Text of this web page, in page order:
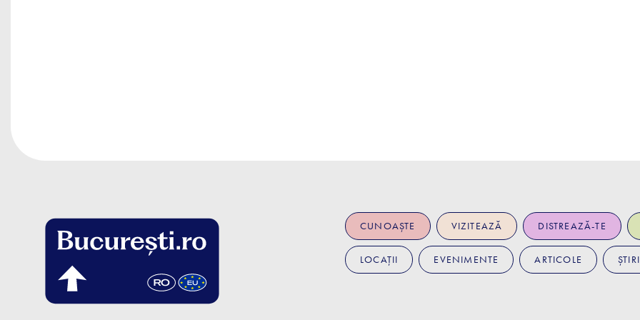
CUNOAȘTE VIZITEAZĂ DISTREAZĂ-TE
LOCAȚII EVENIMENTE ARTICOLE ȘTIRI